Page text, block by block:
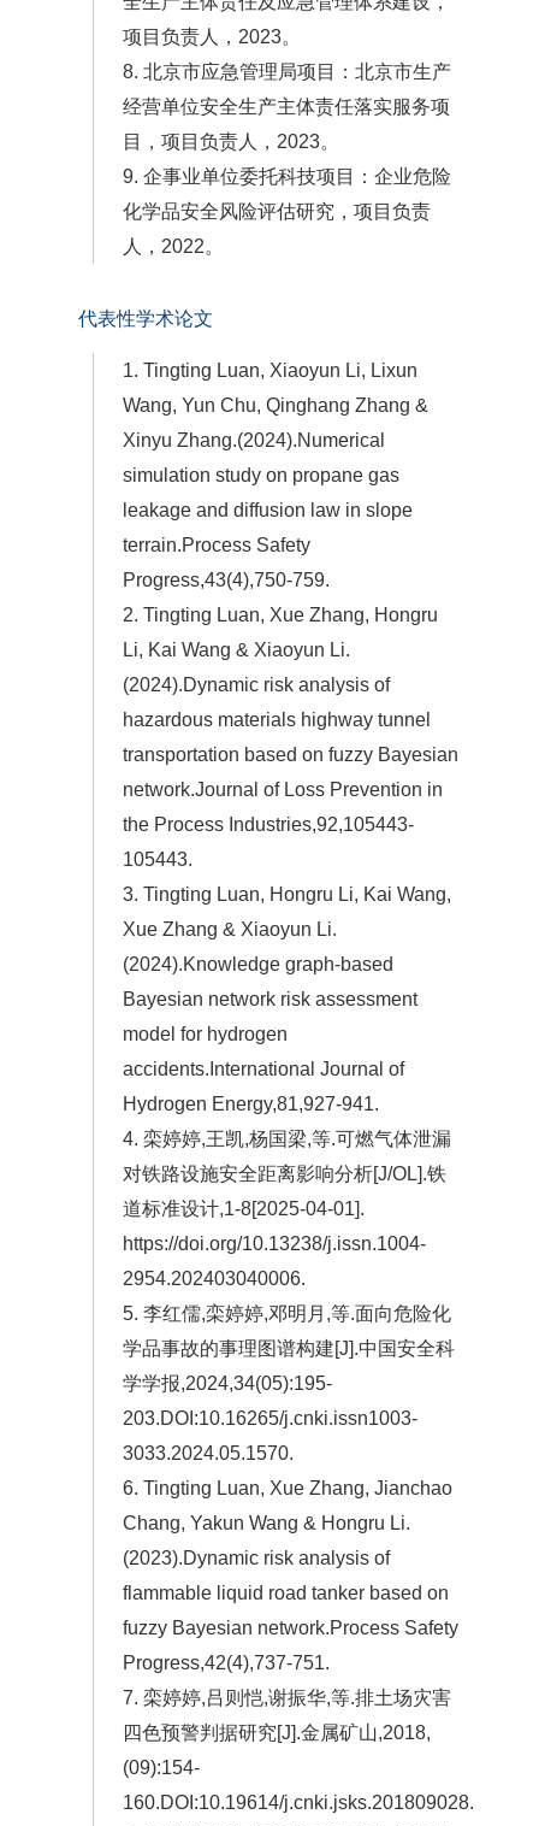
项目负责人，2023。
8. 北京市应急管理局项目：北京市生产
经营单位安全生产主体责任落实服务项
目，项目负责人，2023。
9. 企事业单位委托科技项目：企业危险
化学品安全风险评估研究，项目负责
人，2022。
代表性学术论文
1. Tingting Luan, Xiaoyun Li, Lixun
Wang, Yun Chu, Qinghang Zhang &
Xinyu Zhang.(2024).Numerical
simulation study on propane gas
leakage and diffusion law in slope
terrain.Process Safety
Progress,43(4),750-759.
2. Tingting Luan, Xue Zhang, Hongru
Li, Kai Wang & Xiaoyun Li.
(2024).Dynamic risk analysis of
hazardous materials highway tunnel
transportation based on fuzzy Bayesian
network.Journal of Loss Prevention in
the Process Industries,92,105443-
105443.
3. Tingting Luan, Hongru Li, Kai Wang,
Xue Zhang & Xiaoyun Li.
(2024).Knowledge graph-based
Bayesian network risk assessment
model for hydrogen
accidents.International Journal of
Hydrogen Energy,81,927-941.
4. 栾婷婷,王凯,杨国梁,等.可燃气体泄漏
对铁路设施安全距离影响分析[J/OL].铁
道标准设计,1-8[2025-04-01].
https://doi.org/10.13238/j.issn.1004-
2954.202403040006.
5. 李红儒,栾婷婷,邓明月,等.面向危险化
学品事故的事理图谱构建[J].中国安全科
学学报,2024,34(05):195-
203.DOI:10.16265/j.cnki.issn1003-
3033.2024.05.1570.
6. Tingting Luan, Xue Zhang, Jianchao
Chang, Yakun Wang & Hongru Li.
(2023).Dynamic risk analysis of
flammable liquid road tanker based on
fuzzy Bayesian network.Process Safety
Progress,42(4),737-751.
7. 栾婷婷,吕则恺,谢振华,等.排土场灾害
四色预警判据研究[J].金属矿山,2018,
(09):154-
160.DOI:10.19614/j.cnki.jsks.201809028.